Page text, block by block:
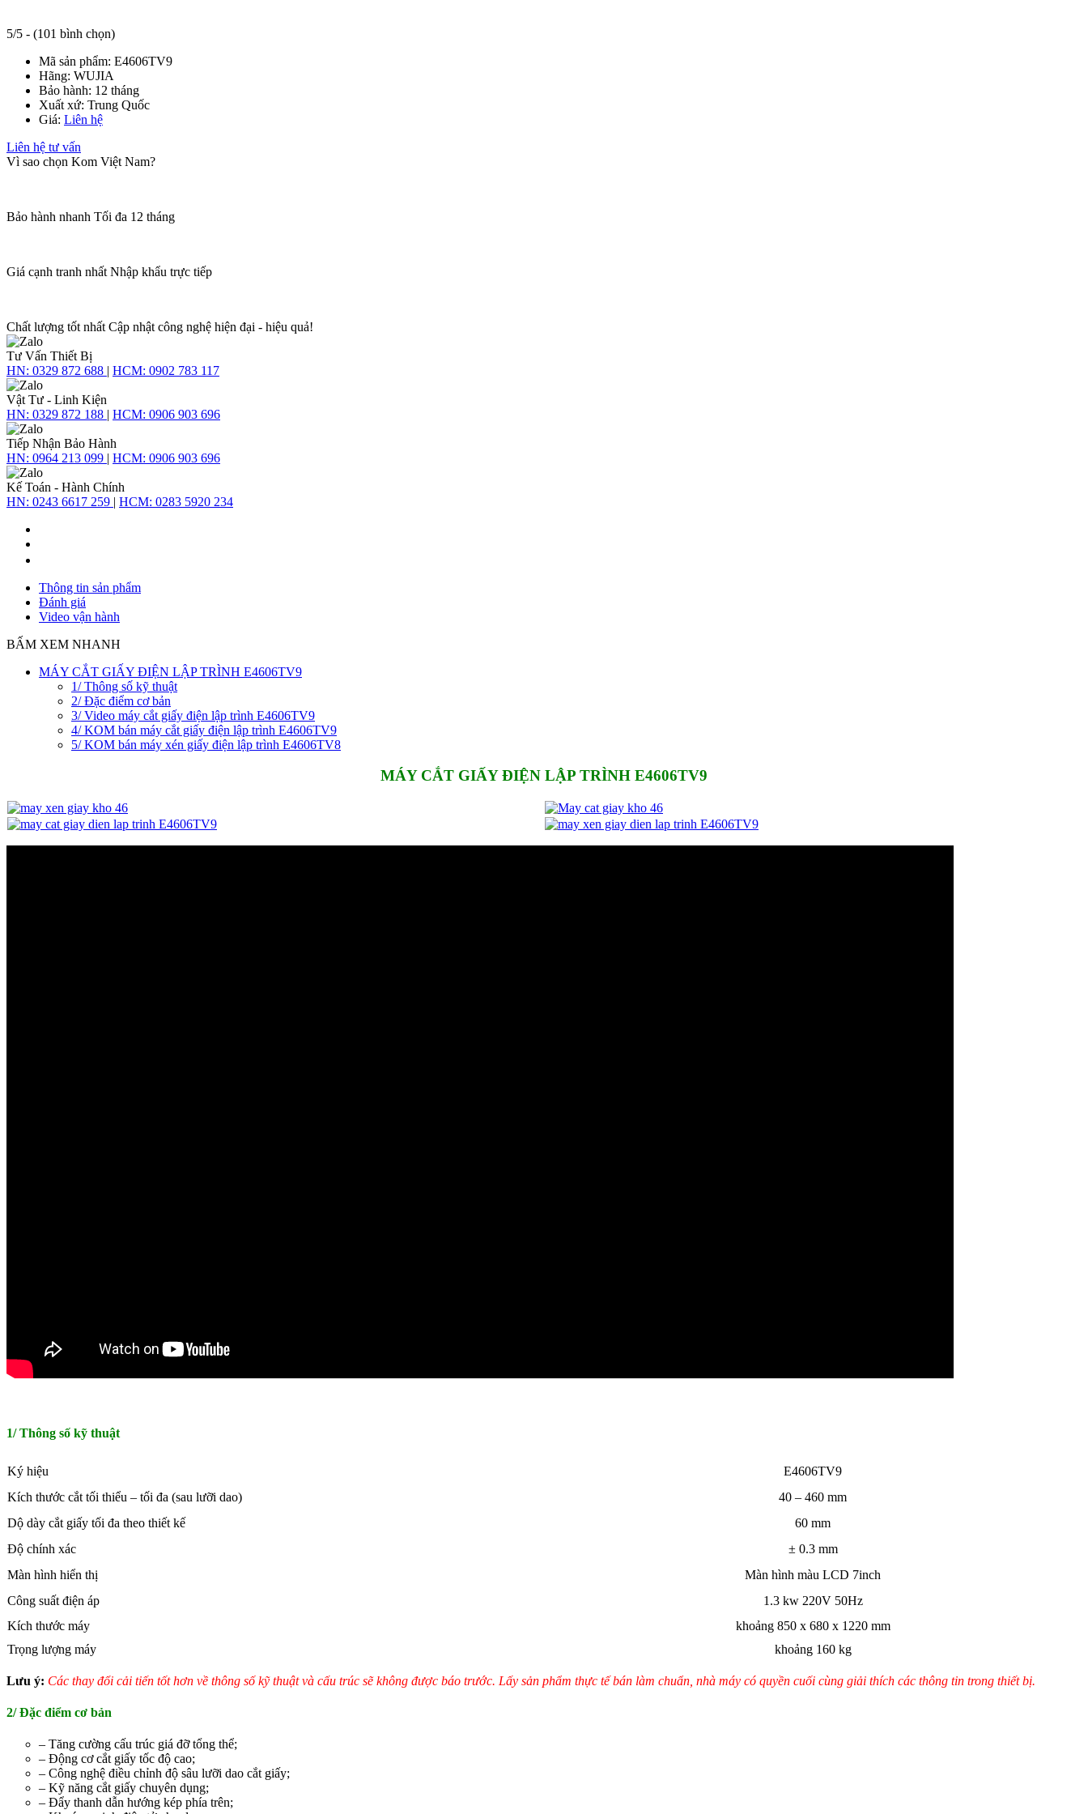
5/5 - (101 bình chọn)
Mã sản phẩm: E4606TV9
Hãng: WUJIA
Bảo hành: 12 tháng
Xuất xứ: Trung Quốc
Giá: Liên hệ
Liên hệ tư vấn
Vì sao chọn Kom Việt Nam?
Bảo hành nhanh Tối đa 12 tháng
Giá cạnh tranh nhất Nhập khẩu trực tiếp
Chất lượng tốt nhất Cập nhật công nghệ hiện đại - hiệu quả!
Tư Vấn Thiết Bị
HN: 0329 872 688 | HCM: 0902 783 117
Vật Tư - Linh Kiện
HN: 0329 872 188 | HCM: 0906 903 696
Tiếp Nhận Bảo Hành
HN: 0964 213 099 | HCM: 0906 903 696
Kế Toán - Hành Chính
HN: 0243 6617 259 | HCM: 0283 5920 234
Thông tin sản phẩm
Đánh giá
Video vận hành
BẤM XEM NHANH
MÁY CẮT GIẤY ĐIỆN LẬP TRÌNH E4606TV9
1/ Thông số kỹ thuật
2/ Đặc điểm cơ bản
3/ Video máy cắt giấy điện lập trình E4606TV9
4/ KOM bán máy cắt giấy điện lập trình E4606TV9
5/ KOM bán máy xén giấy điện lập trình E4606TV8
MÁY CẮT GIẤY ĐIỆN LẬP TRÌNH E4606TV9
1/ Thông số kỹ thuật
Ký hiệu
E4606TV9
Kích thước cắt tối thiểu – tối đa (sau lưỡi dao)
40 – 460 mm
Dộ dày cắt giấy tối đa theo thiết kế
60 mm
Độ chính xác
± 0.3 mm
Màn hình hiển thị
Màn hình màu LCD 7inch
Công suất điện áp
1.3 kw 220V 50Hz
Kích thước máy
khoảng 850 x 680 x 1220 mm
Trọng lượng máy
khoảng 160 kg
Lưu ý: Các thay đổi cải tiến tốt hơn về thông số kỹ thuật và cấu trúc sẽ không được báo trước. Lấy sản phẩm thực tế bán làm chuẩn, nhà máy có quyền cuối cùng giải thích các thông tin trong thiết bị.
2/ Đặc điểm cơ bản
– Tăng cường cấu trúc giá đỡ tổng thể;
– Động cơ cắt giấy tốc độ cao;
– Công nghệ điều chỉnh độ sâu lưỡi dao cắt giấy;
– Kỹ năng cắt giấy chuyên dụng;
– Đẩy thanh dẫn hướng kép phía trên;